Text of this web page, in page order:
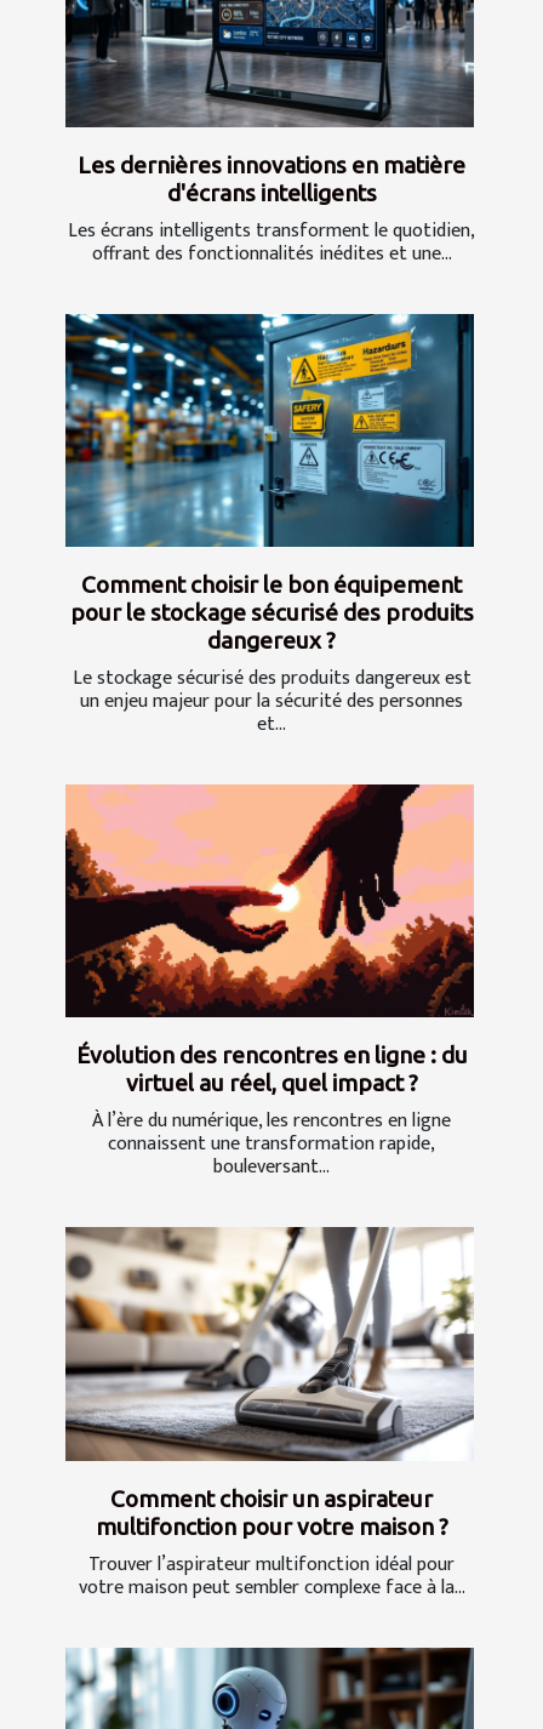
Les dernières innovations en matière
d'écrans intelligents
Les écrans intelligents transforment le quotidien,
offrant des fonctionnalités inédites et une...
Comment choisir le bon équipement
pour le stockage sécurisé des produits
dangereux ?
Le stockage sécurisé des produits dangereux est
un enjeu majeur pour la sécurité des personnes
et...
Évolution des rencontres en ligne : du
virtuel au réel, quel impact ?
À l’ère du numérique, les rencontres en ligne
connaissent une transformation rapide,
bouleversant...
Comment choisir un aspirateur
multifonction pour votre maison ?
Trouver l’aspirateur multifonction idéal pour
votre maison peut sembler complexe face à la...